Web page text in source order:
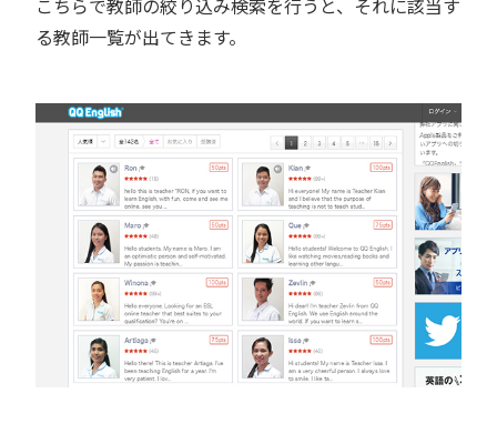
こちらで教師の絞り込み検索を行うと、それに該当す
る教師一覧が出てきます。